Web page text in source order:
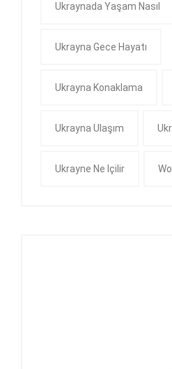
Ukraynada Yaşam Nasıl
Ukrayna Gece Hayatı
Ukrayna Konaklama
Ukrayna Ulaşım
Ukrayne Ne Içilir